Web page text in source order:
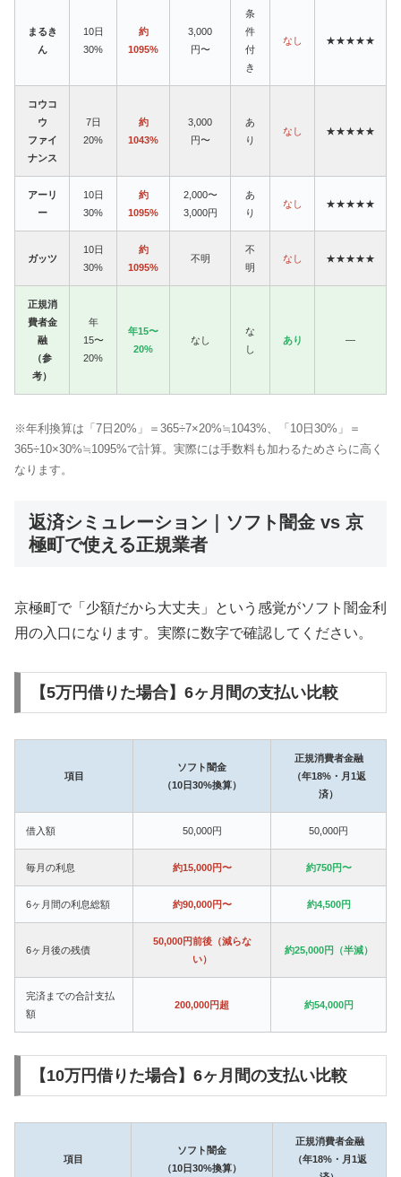
まるき
ん
10日
30%
約
1095%
3,000
円〜
条
件
付
き
なし ★★★★★
コウコ
ウ
ファイ
ナンス
7日
20%
約
1043%
3,000
円〜
あ
り
なし ★★★★★
アーリ
ー
10日
30%
約
1095%
2,000〜
3,000円
あ
り
なし ★★★★★
ガッツ
10日
30%
約
1095%
不明
不
明
なし ★★★★★
正規消
費者金
融
（参
考）
年
15〜
20%
年15〜
20%
なし
な
し
あり —
※年利換算は「7日20%」＝365÷7×20%≒1043%、「10日30%」＝
365÷10×30%≒1095%で計算。実際には手数料も加わるためさらに高く
なります。
返済シミュレーション｜ソフト闇金 vs 京
極町で使える正規業者
京極町で「少額だから大丈夫」という感覚がソフト闇金利
用の入口になります。実際に数字で確認してください。
【5万円借りた場合】6ヶ月間の支払い比較
項目
ソフト闇金
（10日30%換算）
正規消費者金融
（年18%・月1返
済）
借入額 50,000円 50,000円
毎月の利息 約15,000円〜 約750円〜
6ヶ月間の利息総額 約90,000円〜 約4,500円
6ヶ月後の残債
50,000円前後（減らな
い）
約25,000円（半減）
完済までの合計支払
額
200,000円超 約54,000円
【10万円借りた場合】6ヶ月間の支払い比較
項目
ソフト闇金
（10日30%換算）
正規消費者金融
（年18%・月1返